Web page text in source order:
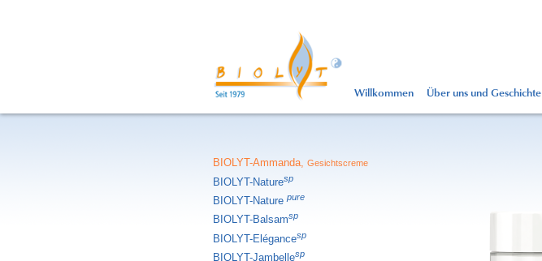
Willkommen Über uns und Geschichte
BIOLYT-Ammanda, Gesichtscreme
BIOLYT-Naturesp
BIOLYT-Naturepure
BIOLYT-Balsamsp
BIOLYT-Elégancesp
BIOLYT-Jambellesp